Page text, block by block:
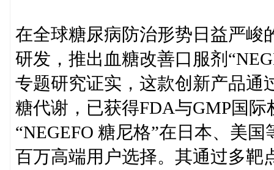
在全球糖尿病防治形势日益严峻
研发，推出血糖改善口服剂
专题研究证实，这款创新产品通
糖代谢，已获得FDA与GMP国际
“NEGEFO 糖尼格”在日本、美
百万高端用户选择。其通过多靶